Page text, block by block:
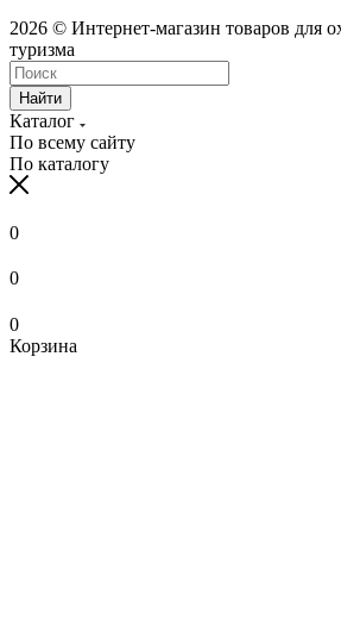
2026 © Интернет-магазин товаров для
туризма
Найти
Каталог
По всему сайту
По каталогу
0
0
0
Корзина